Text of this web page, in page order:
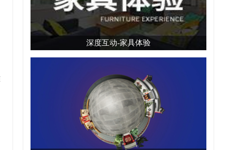
深度互动-家具体验